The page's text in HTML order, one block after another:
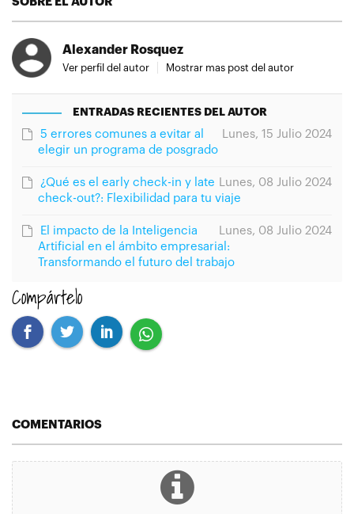
Alexander Rosquez
Ver perfil del autor Mostrar mas post del autor
ENTRADAS RECIENTES DEL AUTOR
Lunes, 15 Julio 2024
5 errores comunes a evitar al
elegir un programa de posgrado
Lunes, 08 Julio 2024
¿Qué es el early check-in y late
check-out?: Flexibilidad para tu viaje
Lunes, 08 Julio 2024
El impacto de la Inteligencia
Artificial en el ámbito empresarial:
Transformando el futuro del trabajo
Compártelo
COMENTARIOS